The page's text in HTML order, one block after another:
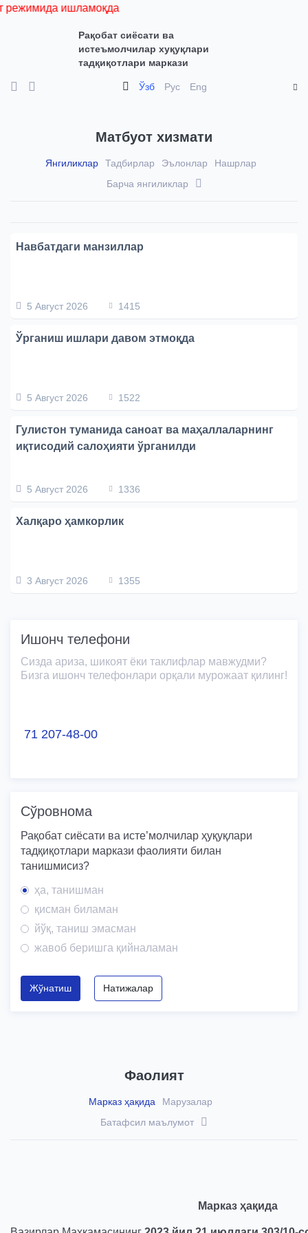
ишламоқда
Рақобат сиёсати ва
истеъмолчилар хуқуқлари
тадқиқотлари маркази
Ўзб Рус Eng
Матбуот хизмати
Янгиликлар Тадбирлар Эълонлар
Нашрлар
Барча янгиликлар
Навбатдаги манзиллар
5 Август 2026 1415
Ўрганиш ишлари давом этмоқда
5 Август 2026 1522
Гулистон туманида саноат ва маҳаллаларнинг
иқтисодий салоҳияти ўрганилди
5 Август 2026 1336
Халқаро ҳамкорлик
3 Август 2026 1355
Ишонч телефони
Сизда ариза, шикоят ёки таклифлар мавжудми?
Бизга ишонч телефонлари орқали мурожаат қилинг!
71 207-48-00
Сўровнома
Рақобат сиёсати ва исте’молчилар ҳуқуқлари
тадқиқотлари маркази фаолияти билан
танишмисиз?
ҳа, танишман
қисман биламан
йўқ, таниш эмасман
жавоб беришга қийналаман
Жўнатиш Натижалар
Фаолият
Марказ ҳақида
Марузалар
Батафсил маълумот
Марказ ҳақида